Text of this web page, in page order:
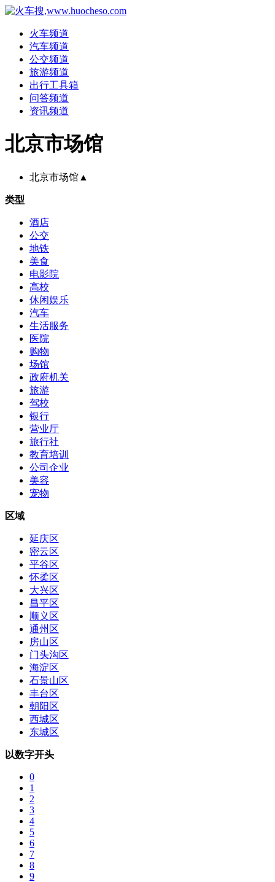
火车频道
汽车频道
公交频道
旅游频道
出行工具箱
问答频道
资讯频道
北京市场馆
北京市场馆 ▲
类型
酒店
公交
地铁
美食
电影院
高校
休闲娱乐
汽车
生活服务
医院
购物
场馆
政府机关
旅游
驾校
银行
营业厅
旅行社
教育培训
公司企业
美容
宠物
区域
延庆区
密云区
平谷区
怀柔区
大兴区
昌平区
顺义区
通州区
房山区
门头沟区
海淀区
石景山区
丰台区
朝阳区
西城区
东城区
以数字开头
0
1
2
3
4
5
6
7
8
9